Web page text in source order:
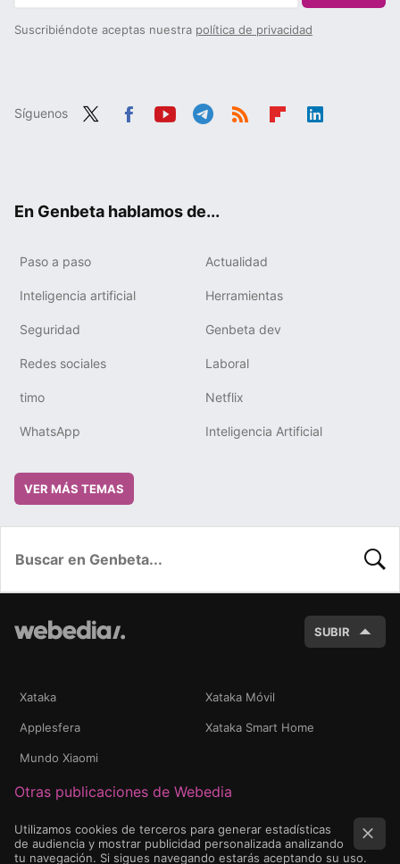
Suscribiéndote aceptas nuestra política de privacidad
Síguenos
En Genbeta hablamos de...
Paso a paso Actualidad
Inteligencia artificial Herramientas
Seguridad Genbeta dev
Redes sociales Laboral
timo Netflix
WhatsApp Inteligencia Artificial
VER MÁS TEMAS
SUBIR
Xataka Xataka Móvil
Applesfera Xataka Smart Home
Mundo Xiaomi
Otras publicaciones de Webedia
Utilizamos cookies de terceros para generar estadísticas
de audiencia y mostrar publicidad personalizada analizando
tu navegación. Si sigues navegando estarás aceptando su uso.